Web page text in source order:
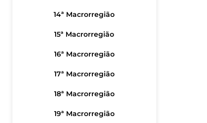
14ª Macrorregião
15ª Macrorregião
16ª Macrorregião
17ª Macrorregião
18ª Macrorregião
19ª Macrorregião